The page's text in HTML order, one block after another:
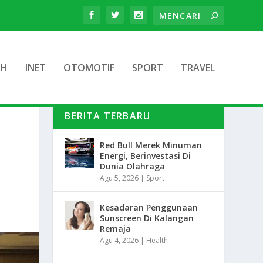
INET OTOMOTIF SPORT TRAVEL
BERITA TERBARU
Red Bull Merek Minuman
Energi, Berinvestasi Di
Dunia Olahraga
Agu 5, 2026 | Sport
Kesadaran Penggunaan
Sunscreen Di Kalangan
Remaja
Agu 4, 2026 | Health